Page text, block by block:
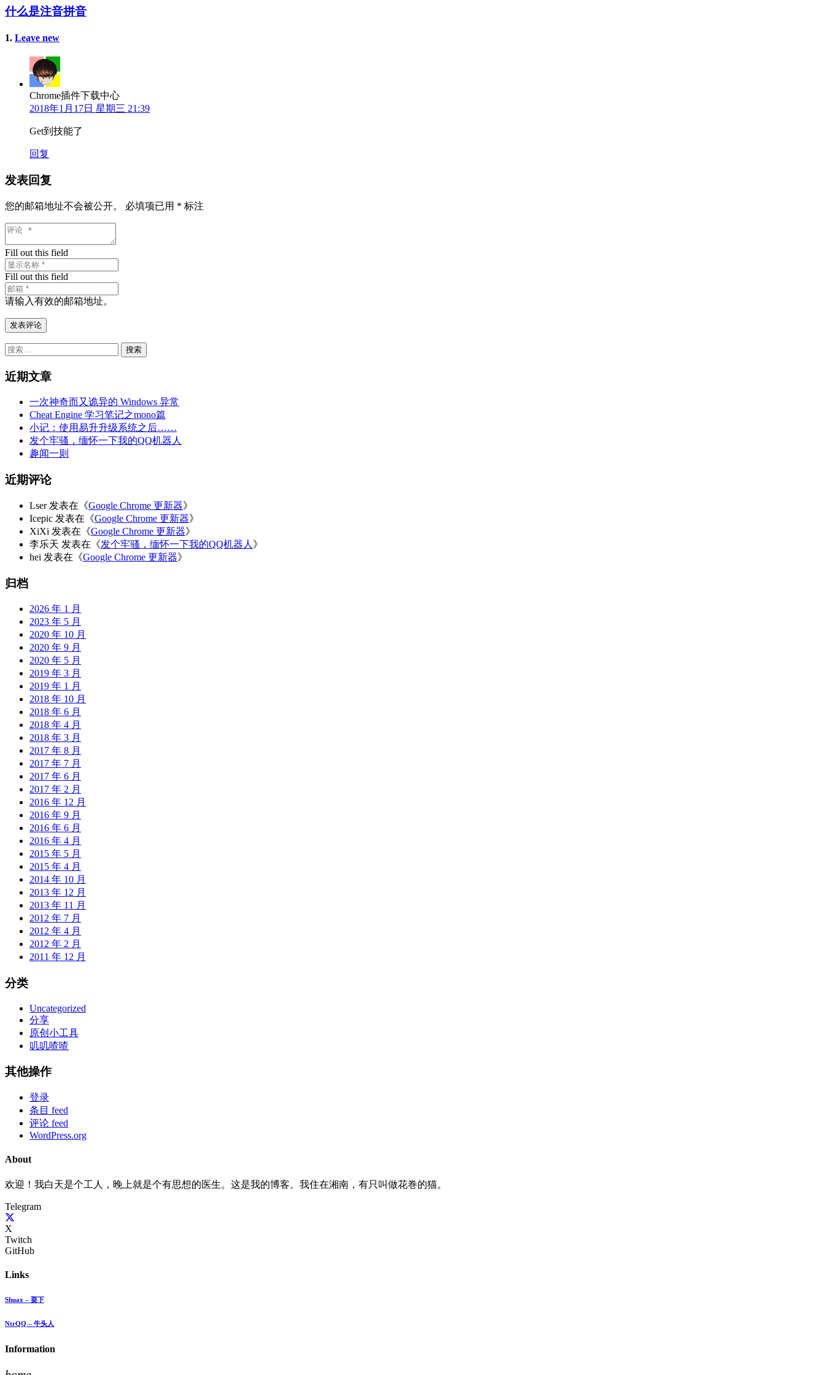
什么是注音拼音
1条
. Leave new
Chrome插件下载中心
2018年1月17日 星期三 21:39
Get到技能了
回复
发表回复
您的邮箱地址不会被公开。 必填项已用 * 标注
Fill out this field
Fill out this field
请输入有效的邮箱地址。
发表评论
搜
近期文章
一次神奇而又诡异的 Windows 异常
Cheat Engine 学习笔记之mono篇
小记：使用易升升级系统之后……
发个牢骚，缅怀一下我的QQ机器人
趣闻一则
近期评论
Lser发表在《Google Chrome 更新器》
Icepic 发表在《Google Chrome 更新器》
XiXi 发表在《Google Chrome 更新器》
李乐天 发表在《发个牢骚，缅怀一下我的QQ机器人 》
hei 发表在《Google Chrome 更新器》
归档
2026 年 1 月
2023 年 5 月
2020 年 10 月
2020 年 9 月
2020 年 5 月
2019 年 3 月
2019 年 1 月
2018 年 10 月
2018 年 6 月
2018 年 4 月
2018 年 3 月
2017 年 8 月
2017 年 7 月
2017 年 6 月
2017 年 2 月
2016 年 12 月
2016 年 9 月
2016 年 6 月
2016 年 4 月
2015 年 5 月
2015 年 4 月
2014 年 10 月
2013 年 12 月
2013 年 11 月
2012 年 7 月
2012 年 4 月
2012 年 2 月
2011 年 12 月
分类
Uncategorized
分享
原创小工具
叽叽喳喳
其他操作
登录
条目 feed
评论 feed
WordPress.org
About
欢迎！我白天是个工人，晚上就是个有思想的医生。这是我的博客。我住在湘南，有只叫做花巻的猫。
Telegram
X
Twitch
GitHub
Links
Shuax – 耍下
NtrQQ – 牛头人
Information